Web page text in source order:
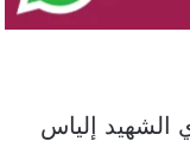
الشهيد إلياس